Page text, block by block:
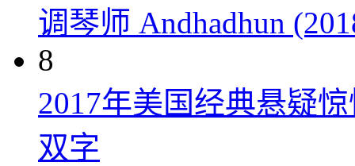
调琴师 Andhadhun
8
2017年美国经典悬疑
双字